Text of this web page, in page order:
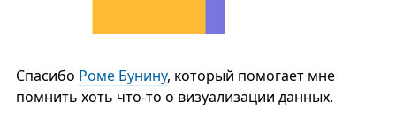
Спасибо Роме Бунину, который помогает мне
помнить хоть что-то о визуализации данных.